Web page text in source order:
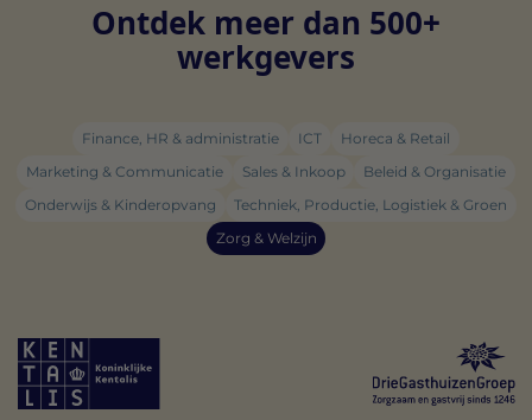
Ontdek meer dan 500+
werkgevers
Finance, HR & administratie ICT
Horeca & Retail
Marketing & Communicatie
Sales & Inkoop
Beleid & Organisatie
Onderwijs & Kinderopvang
Techniek, Productie, Logistiek & Groen
Zorg & Welzijn